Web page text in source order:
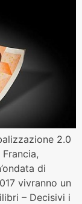
2.0
di
vivranno un
– Decisivi i